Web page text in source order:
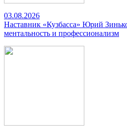
03.08.2026
Наставник «Кузбасса» Юрий
ментальность и профессионализм